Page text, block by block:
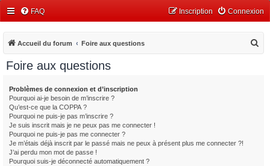
FAQ Connexion
Inscription
Accueil du forum Foire aux questions
Foire aux questions
Problèmes de connexion et d’inscription
Pourquoi ai-je besoin de m’inscrire ?
Qu’est-ce que la COPPA ?
Pourquoi ne puis-je pas m’inscrire ?
Je suis inscrit mais je ne peux pas me connecter !
Pourquoi ne puis-je pas me connecter ?
Je m’étais déjà inscrit par le passé mais ne peux à présent plus me connecter ?!
J’ai perdu mon mot de passe !
Pourquoi suis-je déconnecté automatiquement ?